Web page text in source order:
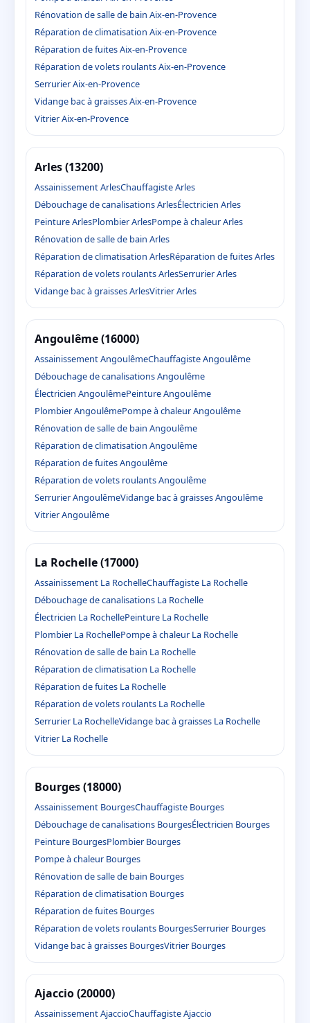
Rénovation de salle de bain Aix-en-Provence
Réparation de climatisation Aix-en-Provence
Réparation de fuites Aix-en-Provence
Réparation de volets roulants Aix-en-Provence
Serrurier Aix-en-Provence
Vidange bac à graisses Aix-en-Provence
Vitrier Aix-en-Provence
Arles (13200)
Assainissement ArlesChauffagiste Arles
Débouchage de canalisations ArlesÉlectricien Arles
Peinture ArlesPlombier ArlesPompe à chaleur Arles
Rénovation de salle de bain Arles
Réparation de climatisation ArlesRéparation de fuites Arles
Réparation de volets roulants ArlesSerrurier Arles
Vidange bac à graisses ArlesVitrier Arles
Angoulême (16000)
Assainissement AngoulêmeChauffagiste Angoulême
Débouchage de canalisations Angoulême
Électricien AngoulêmePeinture Angoulême
Plombier AngoulêmePompe à chaleur Angoulême
Rénovation de salle de bain Angoulême
Réparation de climatisation Angoulême
Réparation de fuites Angoulême
Réparation de volets roulants Angoulême
Serrurier AngoulêmeVidange bac à graisses Angoulême
Vitrier Angoulême
La Rochelle (17000)
Assainissement La RochelleChauffagiste La Rochelle
Débouchage de canalisations La Rochelle
Électricien La RochellePeinture La Rochelle
Plombier La RochellePompe à chaleur La Rochelle
Rénovation de salle de bain La Rochelle
Réparation de climatisation La Rochelle
Réparation de fuites La Rochelle
Réparation de volets roulants La Rochelle
Serrurier La RochelleVidange bac à graisses La Rochelle
Vitrier La Rochelle
Bourges (18000)
Assainissement BourgesChauffagiste Bourges
Débouchage de canalisations BourgesÉlectricien Bourges
Peinture BourgesPlombier Bourges
Pompe à chaleur Bourges
Rénovation de salle de bain Bourges
Réparation de climatisation Bourges
Réparation de fuites Bourges
Réparation de volets roulants BourgesSerrurier Bourges
Vidange bac à graisses BourgesVitrier Bourges
Ajaccio (20000)
Assainissement AjaccioChauffagiste Ajaccio